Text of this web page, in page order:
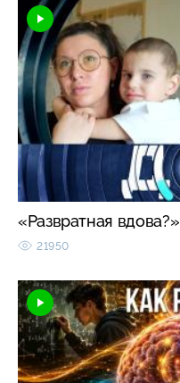
«Развратная вдова?»
21950